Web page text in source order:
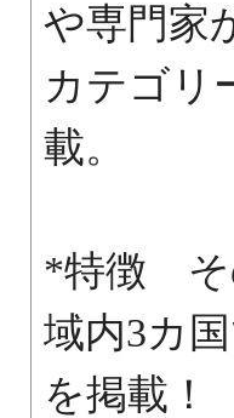
や専門家
カテゴリ
載。
*特徴 そ
域内3カ
を掲載！